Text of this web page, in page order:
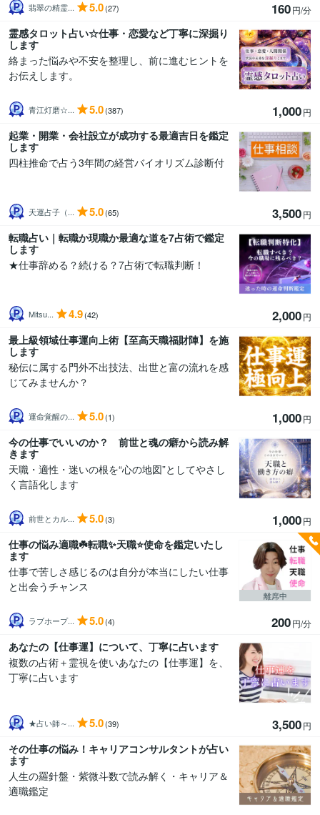
翡翠の精霊... 5.0(27) 160円/分
霊感タロット占い☆仕事・恋愛など丁寧に深掘り
します
絡まった悩みや不安を整理し、前に進むヒントを
お伝えします。
青江灯磨☆... 5.0(387) 1,000円
起業・開業・会社設立が成功する最適吉日を鑑定
します
四柱推命で占う3年間の経営バイオリズム診断付
天運占子（... 5.0(65) 3,500円
転職占い｜転職か現職か最適な道を7占術で鑑定
します
★仕事辞める？続ける？7占術で転職判断！
Mitsu... 4.9(42) 2,000円
最上級領域仕事運向上術【至高天職福財陣】を施
します
秘伝に属する門外不出技法、出世と富の流れを感
じてみませんか？
運命覚醒の... 5.0(1) 1,000円
今の仕事でいいのか？ 前世と魂の癖から読み解
きます
天職・適性・迷いの根を“心の地図”としてやさし
く言語化します
前世とカル... 5.0(3) 1,000円
仕事の悩み適職☘️転職✨天職⭐使命を鑑定いたし
ます
仕事で苦しさ感じるのは自分が本当にしたい仕事
と出会うチャンス
ラブホープ... 5.0(4) 200円/分
離席中
あなたの【仕事運】について、丁寧に占います
複数の占術＋霊視を使いあなたの【仕事運】を、
丁寧に占います
★占い師～... 5.0(39) 3,500円
その仕事の悩み！キャリアコンサルタントが占い
ます
人生の羅針盤・紫微斗数で読み解く・キャリア＆
適職鑑定